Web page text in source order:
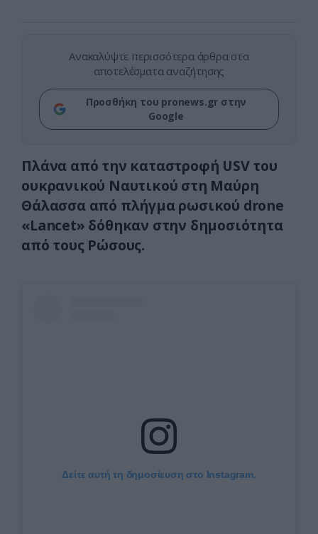
Ανακαλύψτε περισσότερα άρθρα στα
αποτελέσματα αναζήτησης
Προσθήκη του pronews.gr στην
Google
Πλάνα από την καταστροφή USV του
oυκρανικού Ναυτικού στη Μαύρη
Θάλασσα από πλήγμα ρωσικού drone
«Lancet» δόθηκαν στην δημοσιότητα
από τους Ρώσους.
Δείτε αυτή τη δημοσίευση στο Instagram.